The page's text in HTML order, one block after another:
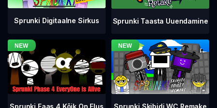
Sprunki Digitaalne Sirkus Sprunki Taasta Uuendamine
Sprunki Faas 4 Kõik On Elus